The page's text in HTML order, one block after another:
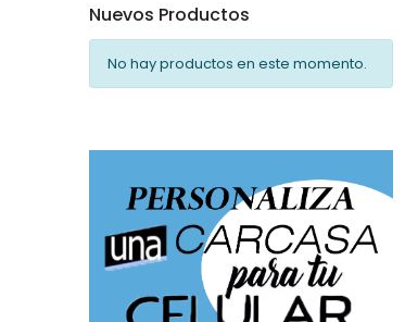
Nuevos Productos
No hay productos en este momento.